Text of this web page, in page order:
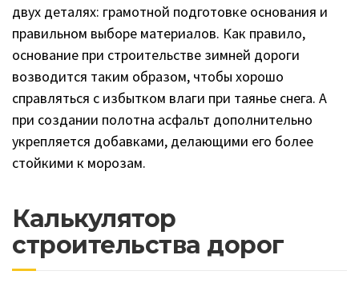
двух деталях: грамотной подготовке основания и
правильном выборе материалов. Как правило,
основание при строительстве зимней дороги
возводится таким образом, чтобы хорошо
справляться с избытком влаги при таянье снега. А
при создании полотна асфальт дополнительно
укрепляется добавками, делающими его более
стойкими к морозам.
Калькулятор
строительства дорог